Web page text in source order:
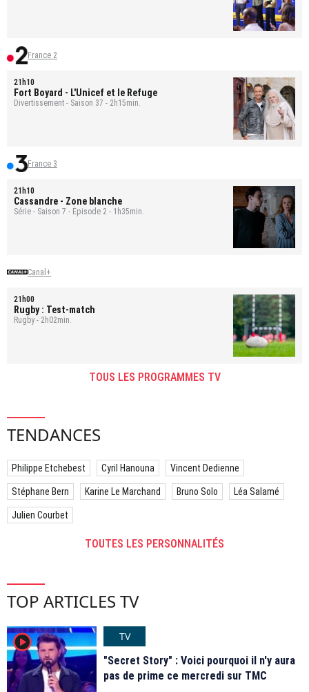
France 2
21h10
Fort Boyard - L'Unicef et le Refuge
Divertissement - Saison 37 - 2h15min.
France 3
21h10
Cassandre - Zone blanche
Série - Saison 7 - Épisode 2 - 1h35min.
Canal+
21h00
Rugby : Test-match
Rugby - 2h02min.
TOUS LES PROGRAMMES TV
TENDANCES
Philippe Etchebest Cyril Hanouna Vincent Dedienne
Stéphane Bern Karine Le Marchand Bruno Solo Léa Salamé
Julien Courbet
TOUTES LES PERSONNALITÉS
TOP ARTICLES TV
player2
TV
"Secret Story" : Voici pourquoi il n'y aura
pas de prime ce mercredi sur TMC